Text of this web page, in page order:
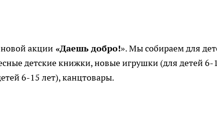
акции «Даешь добро!». Мы собираем для
детские книжки, новые игрушки (для детей 6-
6-15 лет), канцтовары.